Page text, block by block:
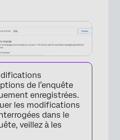
de l’enquête
enregistrées.
les modifications
dans le
veillez à les